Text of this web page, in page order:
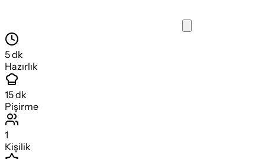
5dk
Hazırlık
15dk
Pişirme
1
Kişilik